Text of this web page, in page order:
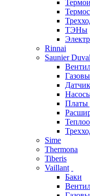
ТЭНы
Rinnai
Saunier
Платы
Sime
Thermona
Tiberis
Vaillant
Баки